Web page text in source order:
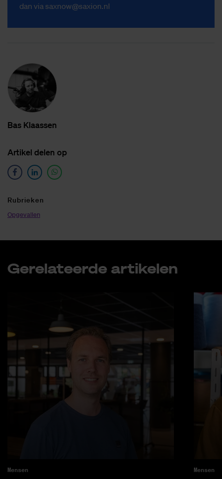
dan via saxnow@saxion.nl
Bas Klaas­sen
Ar­ti­kel de­len op
Ru­brie­ken
Opgevallen
Ge­re­la­teer­de ar­ti­ke­len
Mensen Mensen